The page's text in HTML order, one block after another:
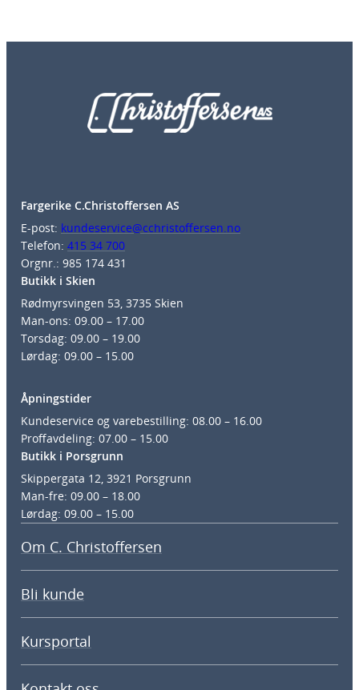
Fargerike C.Christoffersen AS
E-post: kundeservice@cchristoffersen.no
Telefon: 415 34 700
Orgnr.: 985 174 431
Butikk i Skien
Rødmyrsvingen 53, 3735 Skien
Man-ons: 09.00 – 17.00
Torsdag: 09.00 – 19.00
Lørdag: 09.00 – 15.00
Åpningstider
Kundeservice og varebestilling: 08.00 – 16.00
Proffavdeling: 07.00 – 15.00
Butikk i Porsgrunn
Skippergata 12, 3921 Porsgrunn
Man-fre: 09.00 – 18.00
Lørdag: 09.00 – 15.00
Om C. Christoffersen
Bli kunde
Kursportal